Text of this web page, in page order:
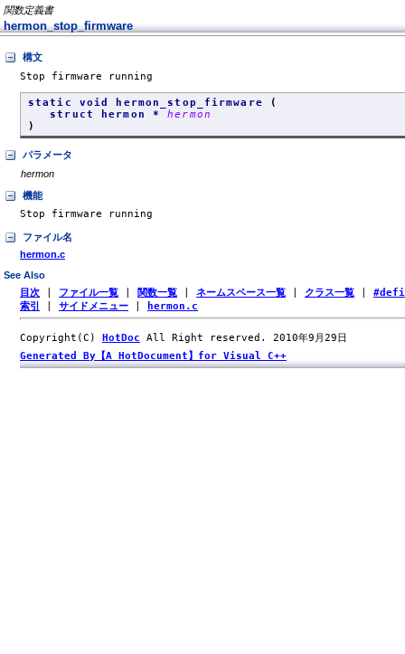
関数定義書
hermon_stop_firmware
構文
Stop firmware running
static void hermon_stop_firmware
(
struct hermon *hermon
)
パラメータ
hermon
機能
Stop firmware running
ファイル名
hermon.c
See Also
目次 ファイル一覧 関数一覧 ネームスペース一覧 クラス一覧
索引
サイドメニュー hermon.c
Copyright(C) HotDoc All Right reserved. 2010年9月29日
Generated By【A HotDocument】for Visual C++